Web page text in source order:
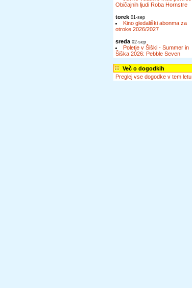
Običajnih ljudi Roba Hornstre
torek 01-sep
Kino gledališki abonma za
otroke 2026/2027
sreda 02-sep
Poletje v Šiški - Summer in
Šiška 2026: Pebble Seven
Več o dogodkih
Preglej vse dogodke v tem letu